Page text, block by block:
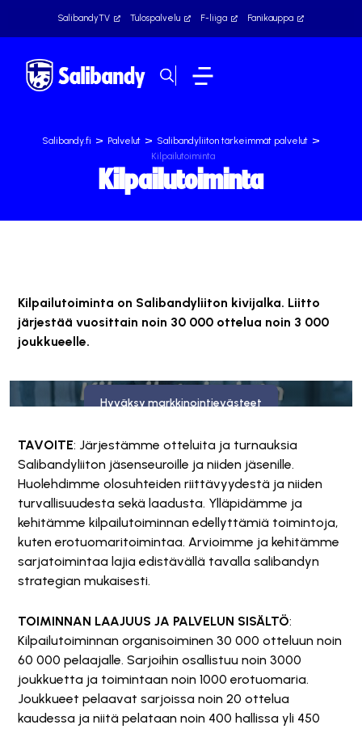
SalibandyTV Tulospalvelu F-liiga Fanikauppa
Salibandy.fi > Palvelut > Salibandyliiton tärkeimmät palvelut >
Kilpailutoiminta
Kilpailutoiminta
Kilpailutoiminta on Salibandyliiton kivijalka. Liitto
järjestää vuosittain noin 30 000 ottelua noin 3 000
joukkueelle.
Hyväksy markkinointievästeet
TAVOITE: Järjestämme otteluita ja turnauksia
Salibandyliiton jäsenseuroille ja niiden jäsenille.
Huolehdimme olosuhteiden riittävyydestä ja niiden
turvallisuudesta sekä laadusta. Ylläpidämme ja
kehitämme kilpailutoiminnan edellyttämiä toimintoja,
kuten erotuomaritoimintaa. Arvioimme ja kehitämme
sarjatoimintaa lajia edistävällä tavalla salibandyn
strategian mukaisesti.
TOIMINNAN LAAJUUS JA PALVELUN SISÄLTÖ:
Kilpailutoiminnan organisoiminen 30 000 otteluun noin
60 000 pelaajalle. Sarjoihin osallistuu noin 3000
joukkuetta ja toimintaan noin 1000 erotuomaria.
Joukkueet pelaavat sarjoissa noin 20 ottelua
kaudessa ja niitä pelataan noin 400 hallissa yli 450